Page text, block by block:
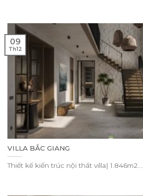
VILLA BẮC GIANG
Thiết kế kiến trúc nội thất villa| 1.846m2......
09
Th12